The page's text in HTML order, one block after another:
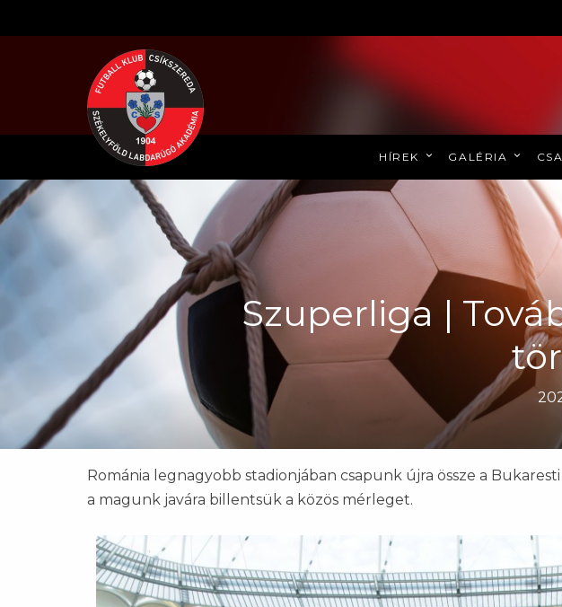
HÍREK GALÉRIA
Szuperliga |
Románia legnagyobb stadionjában csapunk újra össze a
a magunk javára billentsük a közös mérleget.